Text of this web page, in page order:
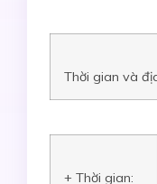
Thời gian và
+ Thời gian: